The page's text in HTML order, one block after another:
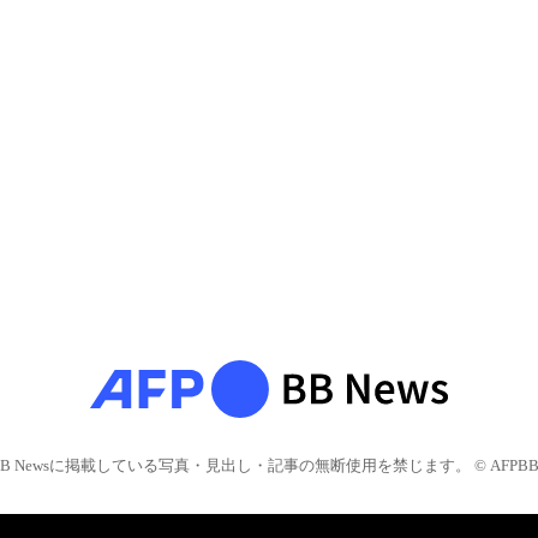
Newsに掲載している写真・見出し・記事の無断使用を禁じます。 © AFPBB